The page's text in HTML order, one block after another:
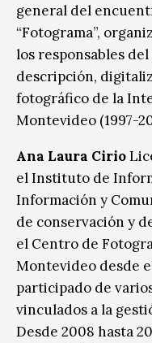
general del
“Fotograma”,
los responsables
descripción,
fotográfico de la
Montevideo (1997-
Ana Laura Cirio
el Instituto de
Información y
de conservación y
el Centro de
Montevideo desde
participado de
vinculados a la
Desde 2008 hasta